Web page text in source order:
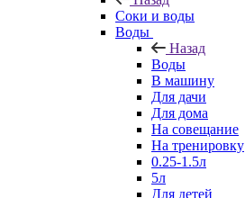
Соки и воды
Воды
Назад
Воды
В машину
Для дачи
Для дома
На совещание
На тренировку
0.25-1.5л
5л
Для детей